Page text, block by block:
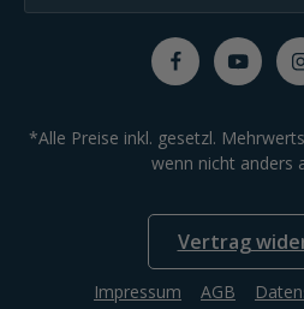
*Alle Preise inkl. gesetzl.
wenn nicht anders
Vertrag
Impressum AGB